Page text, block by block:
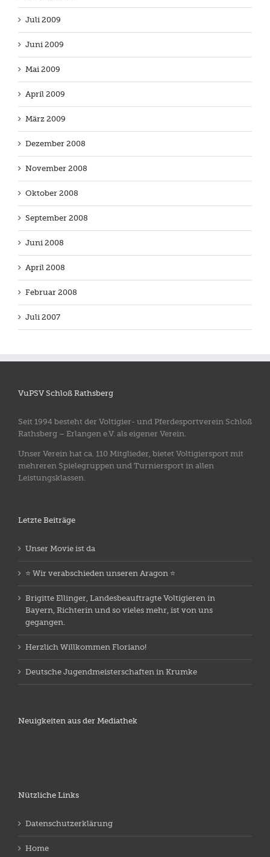
Juli 2009
Juni 2009
Mai 2009
April 2009
März 2009
Dezember 2008
November 2008
Oktober 2008
September 2008
Juni 2008
April 2008
Februar 2008
Juli 2007
VuPSV Schloß Rathsberg
Seit 1994 besteht der Voltigier- und Pferdesportverein Schloß
Rathsberg – Erlangen e.V. als eigener Verein.
Unser Verein hat ca. 110 Mitglieder, bietet Voltigiersport mit
mehreren Spielegruppen und Turniersport in allen
Leistungsklassen.
Letzte Beiträge
Unser Movie ist da
⭐️ Wir verabschieden unseren Aragon ⭐️
Brigitte Ellinger, Landesbeauftragte Voltigieren in
Bayern, Richterin und so vieles mehr, ist von uns
gegangen.
Herzlich Willkommen Floriano!
Deutsche Jugendmeisterschaften in Krumke
Neuigkeiten aus der Mediathek
Nützliche Links
Datenschutzerklärung
Home